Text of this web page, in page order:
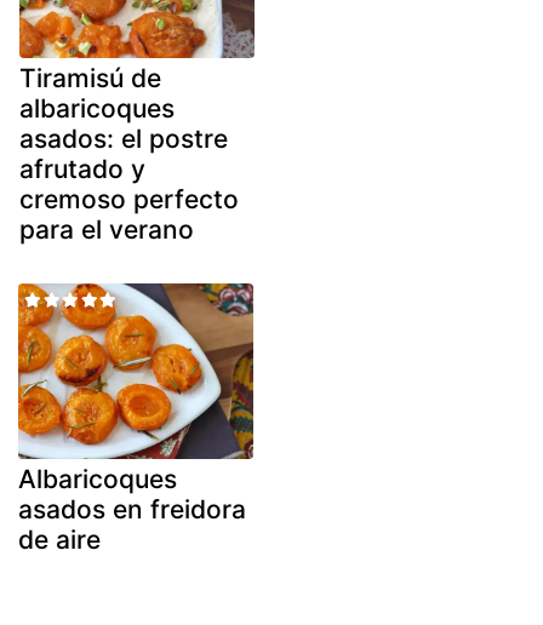
Tiramisú de
albaricoques
asados: el postre
afrutado y
cremoso perfecto
para el verano
Albaricoques
asados en freidora
de aire